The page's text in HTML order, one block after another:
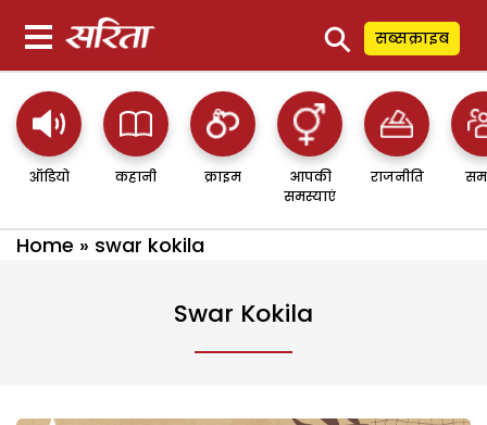
⚲ सब्सक्राइब
ऑडियो कहानी क्राइम
आपकी
समस्याएं
राजनीति
Home » swar kokila
Swar Kokila